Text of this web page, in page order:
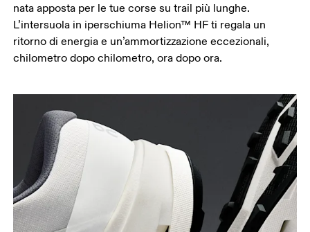
nata apposta per le tue corse su trail più lunghe.
L’intersuola in iperschiuma Helion™ HF ti regala un
ritorno di energia e un’ammortizzazione eccezionali,
chilometro dopo chilometro, ora dopo ora.